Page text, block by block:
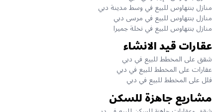
منازل بنتهاوس للبيع في وسط مدينة دبي
منازل بنتهاوس للبيع في مرسى دبي
منازل بنتهاوس للبيع في نخلة جميرا
عقارات قيد الانشاء
شقق على المخطط للبيع في دبي
عقارات على المخطط للبيع في دبي
فلل على المخطط للبيع في دبي
مشاريع جاهزة للسكن